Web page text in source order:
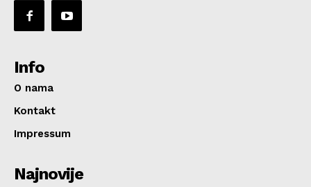
Info
O nama
Kontakt
Impressum
Najnovije